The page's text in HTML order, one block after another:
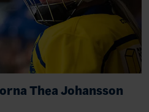
Thea Johansson